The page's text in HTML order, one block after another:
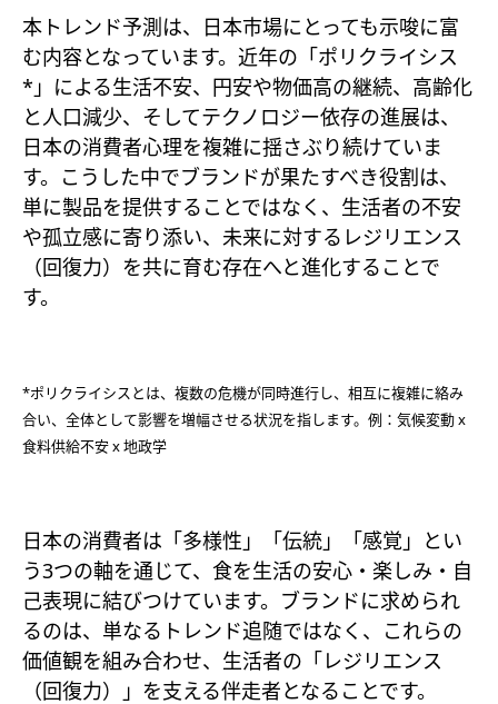
本トレンド予測は、日本市場にとっても示唆に富
む内容となっています。近年の「ポリクライシス
*」による生活不安、円安や物価高の継続、高齢化
と人口減少、そしてテクノロジー依存の進展は、
日本の消費者心理を複雑に揺さぶり続けていま
す。こうした中でブランドが果たすべき役割は、
単に製品を提供することではなく、生活者の不安
や孤立感に寄り添い、未来に対するレジリエンス
（回復力）を共に育む存在へと進化することで
す。
*ポリクライシスとは、複数の危機が同時進行し、相互に複雑に絡み
合い、全体として影響を増幅させる状況を指します。例：気候変動 x
食料供給不安 x 地政学​
日本の消費者は「多様性」「伝統」「感覚」とい
う3つの軸を通じて、食を生活の安心・楽しみ・自
己表現に結びつけています。ブランドに求められ
るのは、単なるトレンド追随ではなく、これらの
価値観を組み合わせ、生活者の「レジリエンス
（回復力）」を支える伴走者となることです。